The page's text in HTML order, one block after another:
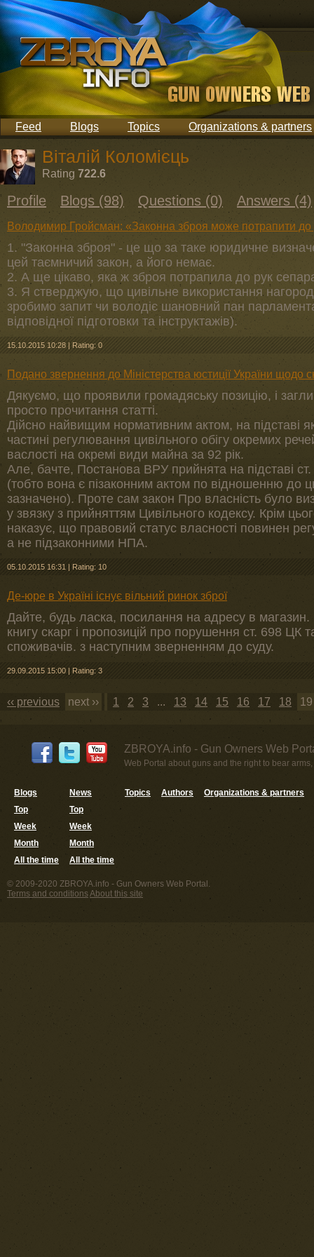
Feed Blogs Topics Organizations & partners
Віталій Коломієць
Rating 722.6
Profile Blogs (98) Questions (0) Answers (4)
Володимир Гройсман: «Законна зброя може потрапити до
1. "Законна зброя" - це що за таке юридичне
цей таємничий закон, а його немає.
2. А ще цікаво, яка ж зброя потрапила до рук
3. Я стверджую, що цивільне використання
зробимо запит чи володіє шановний пан
відповідної підготовки та інструктажів).
15.10.2015 10:28 | Rating: 0
Подано звернення до Міністерства юстиції України
Дякуємо, що проявили громадяську позицію, і
просто прочитання статті.
Дійсно найвищим нормативним актом, на підставі
частині регулювання цивільного обігу окремих
васлості на окремі види майна за 92 рік.
Але, бачте, Постанова ВРУ прийнята на підставі
(тобто вона є пізаконним актом по відношенню до
зазначено). Проте сам закон Про власність було
у звязку з прийняттям Цивільного кодексу. Крім
наказує, що правовий статус власності повинен
а не підзаконними НПА.
05.10.2015 16:31 | Rating: 10
Де-юре в Україні існує вільний ринок зброї
Дайте, будь ласка, посилання на адресу в
книгу скарг і пропозицій про порушення ст. 698 ЦК
споживачів. з наступним зверненням до суду.
29.09.2015 15:00 | Rating: 3
‹‹ previous next ›› 1 2 3 ... 13 14 15 16 17 18 19
ZBROYA.info - Gun Owners Web
Web Portal about guns and the right to bear
Blogs
Top
Week
Month
All the time
News
Top
Week
Month
All the time
Topics Authors Organizations & partners
© 2009-2020 ZBROYA.info - Gun Owners Web Portal.
Terms and conditionsAbout this site